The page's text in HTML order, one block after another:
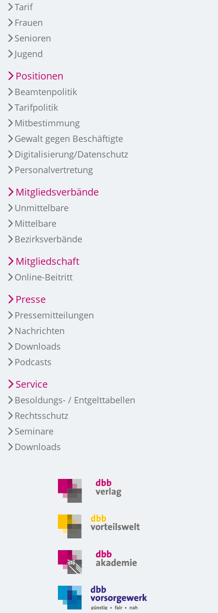
Tarif
Frauen
Senioren
Jugend
Positionen
Beamtenpolitik
Tarifpolitik
Mitbestimmung
Gewalt gegen Beschäftigte
Digitalisierung/Datenschutz
Personalvertretung
Mitgliedsverbände
Unmittelbare
Mittelbare
Bezirksverbände
Mitgliedschaft
Online-Beitritt
Presse
Pressemitteilungen
Nachrichten
Downloads
Podcasts
Service
Besoldungs- / Entgelttabellen
Rechtsschutz
Seminare
Downloads